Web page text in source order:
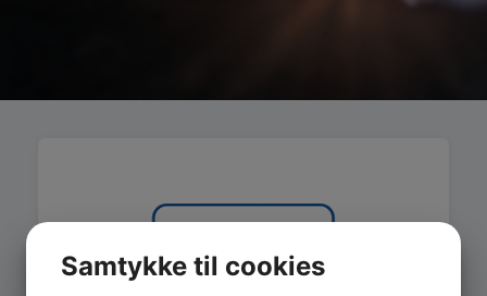
Samtykke til cookies